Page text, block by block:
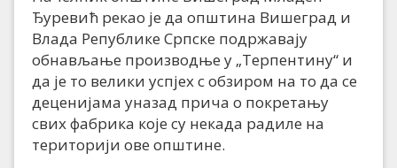
Ђуревић рекао је да општина Вишеград и
Влада Републике Српске подржавају
обнављање производње у „Терпентину“ и
да је то велики успјех с обзиром на то да се
деценијама уназад прича о покретању
свих фабрика које су некада радиле на
територији ове општине.